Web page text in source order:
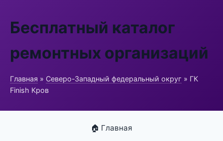
Бесплатный каталог
ремонтных организаций
Главная » Северо-Западный федеральный округ » ГК
Finish Кров
🏠 Главная